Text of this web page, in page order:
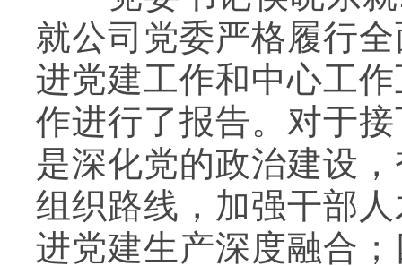
就公司党委严格履行
进党建工作和中心工
作进行了报告。对于
是深化党的政治建设
组织路线，加强干部
进党建生产深度融合